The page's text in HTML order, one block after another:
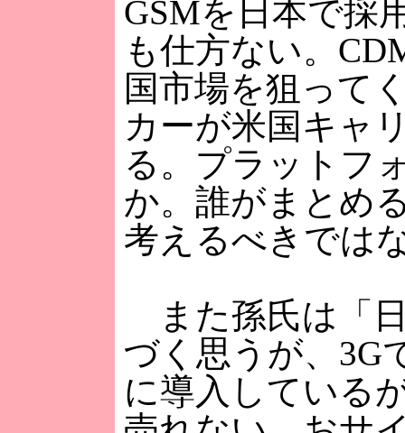
GSMを日本で採
も仕方ない。
国市場を狙って
カーが米国キャ
る。プラットフ
か。誰がまとめ
考えるべきでは
また孫氏は「
づく思うが、3G
に導入している